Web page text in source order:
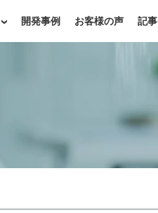
開発事例 お客様の声 記事